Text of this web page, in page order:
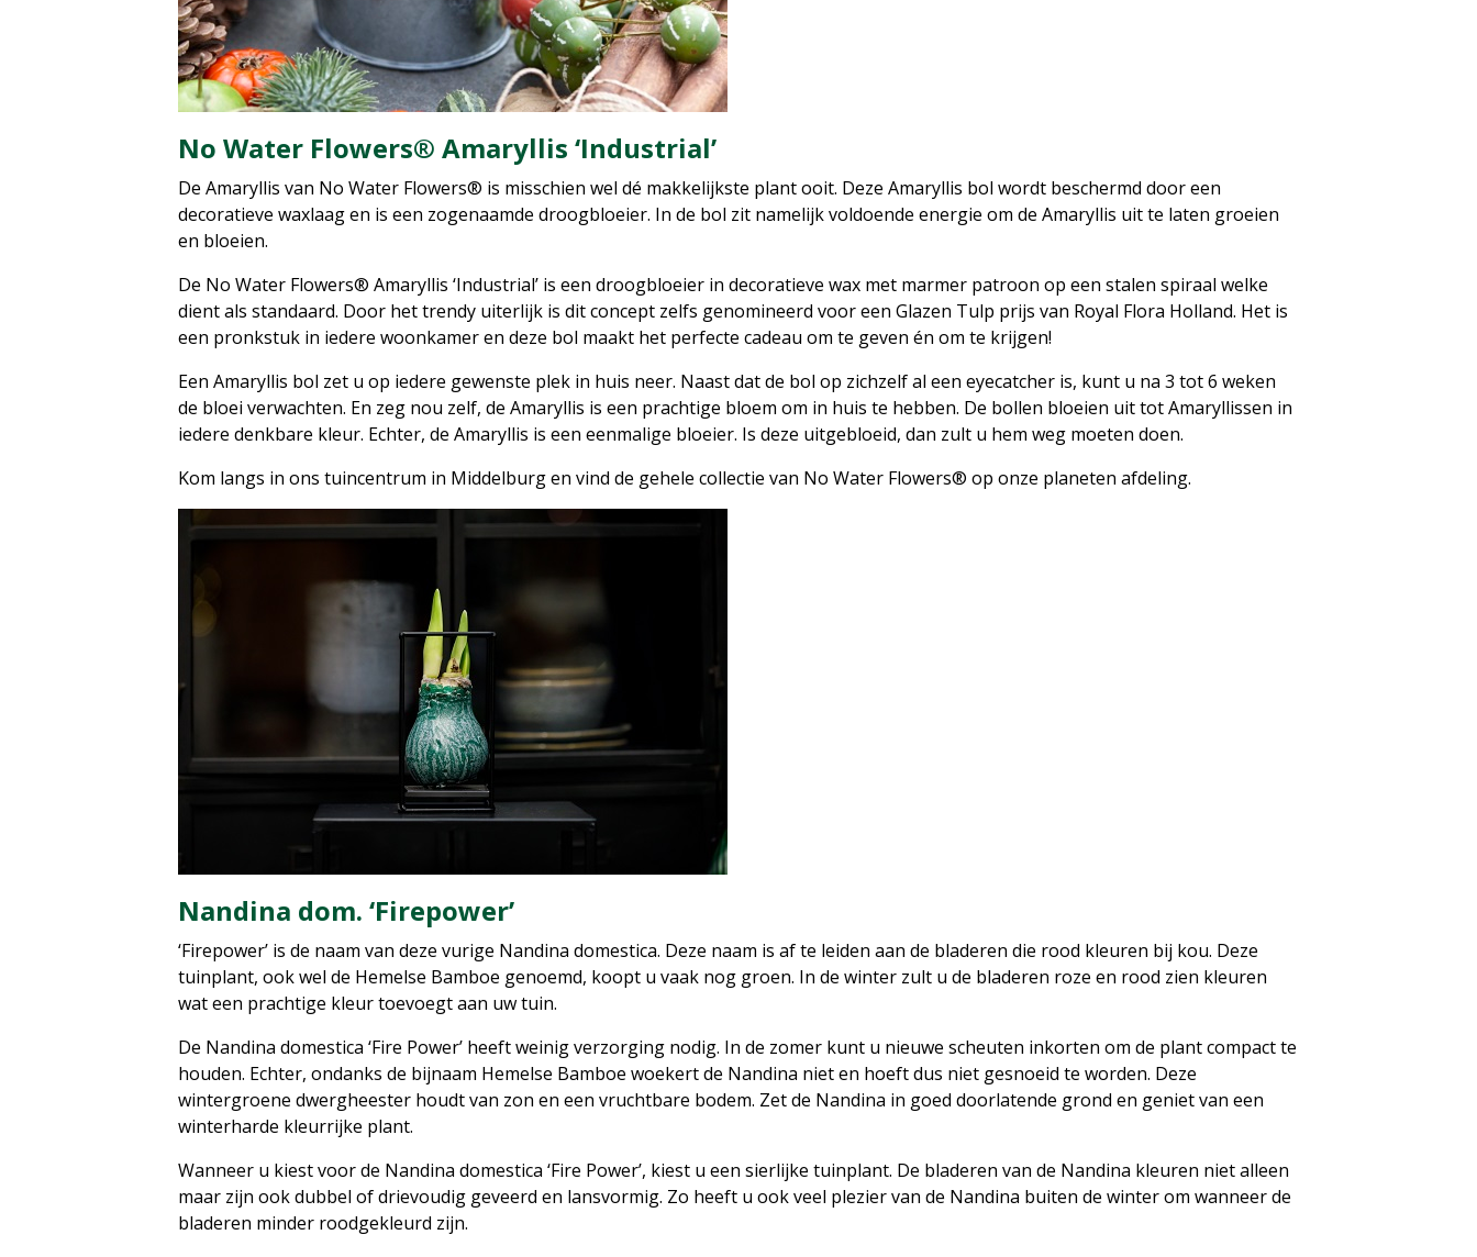
No Water Flowers® Amaryllis ‘Industrial’
De Amaryllis van No Water Flowers® is misschien wel dé makkelijkste plant ooit. Deze Amaryllis bol wordt beschermd door een
decoratieve waxlaag en is een zogenaamde droogbloeier. In de bol zit namelijk voldoende energie om de Amaryllis uit te laten groeien
en bloeien.
De No Water Flowers® Amaryllis ‘Industrial’ is een droogbloeier in decoratieve wax met marmer patroon op een stalen spiraal welke
dient als standaard. Door het trendy uiterlijk is dit concept zelfs genomineerd voor een Glazen Tulp prijs van Royal Flora Holland. Het is
een pronkstuk in iedere woonkamer en deze bol maakt het perfecte cadeau om te geven én om te krijgen!
Een Amaryllis bol zet u op iedere gewenste plek in huis neer. Naast dat de bol op zichzelf al een eyecatcher is, kunt u na 3 tot 6 weken
de bloei verwachten. En zeg nou zelf, de Amaryllis is een prachtige bloem om in huis te hebben. De bollen bloeien uit tot Amaryllissen in
iedere denkbare kleur. Echter, de Amaryllis is een eenmalige bloeier. Is deze uitgebloeid, dan zult u hem weg moeten doen.
Kom langs in ons tuincentrum in Middelburg en vind de gehele collectie van No Water Flowers® op onze planeten afdeling.
Nandina dom. ‘Firepower’
‘Firepower’ is de naam van deze vurige Nandina domestica. Deze naam is af te leiden aan de bladeren die rood kleuren bij kou. Deze
tuinplant, ook wel de Hemelse Bamboe genoemd, koopt u vaak nog groen. In de winter zult u de bladeren roze en rood zien kleuren
wat een prachtige kleur toevoegt aan uw tuin.
De Nandina domestica ‘Fire Power’ heeft weinig verzorging nodig. In de zomer kunt u nieuwe scheuten inkorten om de plant compact te
houden. Echter, ondanks de bijnaam Hemelse Bamboe woekert de Nandina niet en hoeft dus niet gesnoeid te worden. Deze
wintergroene dwergheester houdt van zon en een vruchtbare bodem. Zet de Nandina in goed doorlatende grond en geniet van een
winterharde kleurrijke plant.
Wanneer u kiest voor de Nandina domestica ‘Fire Power’, kiest u een sierlijke tuinplant. De bladeren van de Nandina kleuren niet alleen
maar zijn ook dubbel of drievoudig geveerd en lansvormig. Zo heeft u ook veel plezier van de Nandina buiten de winter om wanneer de
bladeren minder roodgekleurd zijn.